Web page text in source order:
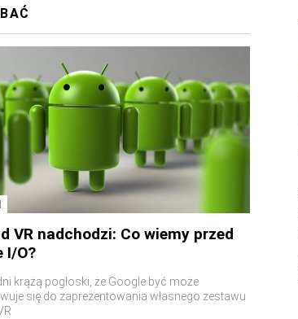
VR nadchodzi: Co wiemy przed
I/O?
krążą pogłoski, że Google być może
się do zaprezentowania własnego zestawu